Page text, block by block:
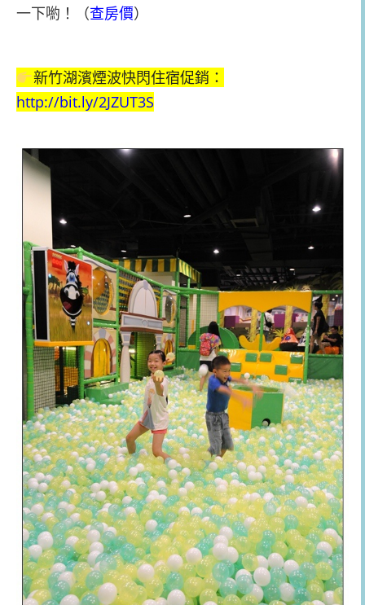
一下喲！（查房價）
新竹湖濱煙波快閃住宿促銷：
http://bit.ly/2JZUT3S